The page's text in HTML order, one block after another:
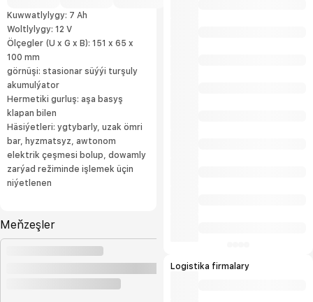
Kuwwatlylygy: 7 Ah
Woltlylygy: 12 V
Ölçegler (U x G x B): 151 x 65 x
100 mm
görnüşi: stasionar süýýi turşuly
akumulýator
Hermetiki gurluş: aşa basyş
klapan bilen
Häsiýetleri: ygtybarly, uzak ömri
bar, hyzmatsyz, awtonom
elektrik çeşmesi bolup, dowamly
zarýad režiminde işlemek üçin
niýetlenen
Meňzeşler
Logistika firmalary